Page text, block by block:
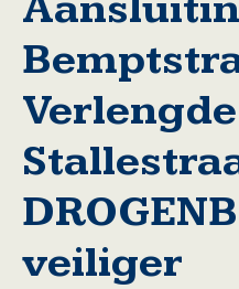
Verlengde
veiliger